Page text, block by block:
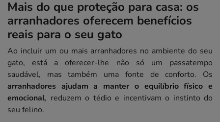
Mais do que proteção para casa: os
arranhadores oferecem benefícios
reais para o seu gato
Ao incluir um ou mais arranhadores no ambiente do seu
gato, está a oferecer-lhe não só um passatempo
saudável, mas também uma fonte de conforto. Os
arranhadores ajudam a manter o equilíbrio físico e
emocional, reduzem o tédio e incentivam o instinto do
seu felino.